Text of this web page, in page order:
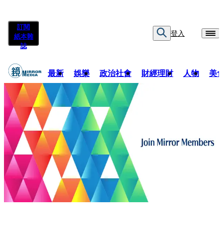
訂閱
紙本雜
誌
登入
最新 娛樂 政治社會 財經理財 人物 美